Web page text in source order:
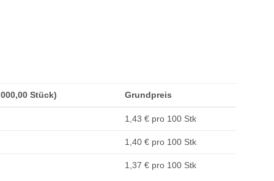
Stück) Grundpreis
1,43 € pro 100 Stk
1,40 € pro 100 Stk
1,37 € pro 100 Stk